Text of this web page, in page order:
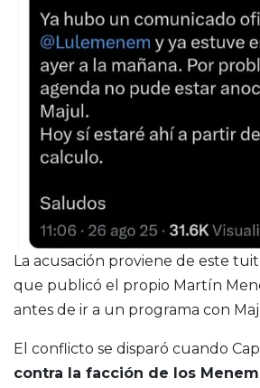
La acusación proviene de este
que publicó el propio Martín
antes de ir a un programa con
El conflicto se disparó cuando
contra la facción de los